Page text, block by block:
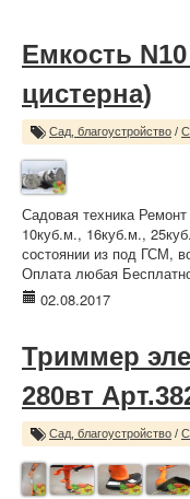
Емкость
цистерна)
Сад, благоустройство /
Садовая техника
10куб.м., 16куб.м.,
состоянии из под ГСМ,
Оплата любая
02.08.2017
Триммер
280вт
Сад, благоустройство /